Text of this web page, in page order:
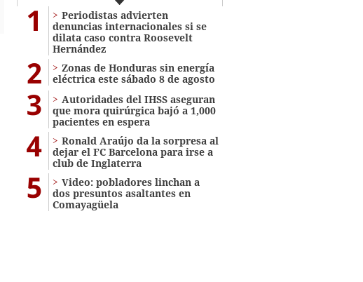
1
Periodistas advierten
denuncias internacionales si se
dilata caso contra Roosevelt
Hernández
2
Zonas de Honduras sin energía
eléctrica este sábado 8 de agosto
3
Autoridades del IHSS aseguran
que mora quirúrgica bajó a 1,000
pacientes en espera
4
Ronald Araújo da la sorpresa al
dejar el FC Barcelona para irse a
club de Inglaterra
5
Video: pobladores linchan a
dos presuntos asaltantes en
Comayagüela